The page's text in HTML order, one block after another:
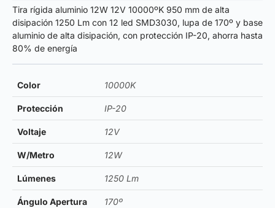
Tira rígida aluminio 12W 12V 10000ºK 950 mm de alta
disipación 1250 Lm con 12 led SMD3030, lupa de 170º y base
aluminio de alta disipación, con protección IP-20, ahorra hasta
80% de energía
Color 10000K
Protección IP-20
Voltaje 12V
W/Metro 12W
Lúmenes 1250 Lm
Ángulo Apertura 170º